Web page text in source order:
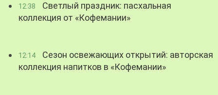
12:38
Светлый праздник: пасхальная
коллекция от «Кофемании»
12:14
Сезон освежающих открытий: авторская
коллекция напитков в «Кофемании»